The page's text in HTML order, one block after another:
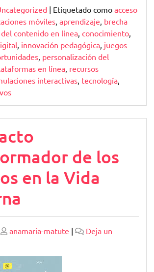
| Etiquetado como acceso
móviles, aprendizaje, brecha
contenido en línea, conocimiento,
, innovación pedagógica, juegos
, personalización del
en línea, recursos
interactivas, tecnología,
de los
en la Vida
Publicado
anamaria-matute |
Deja un